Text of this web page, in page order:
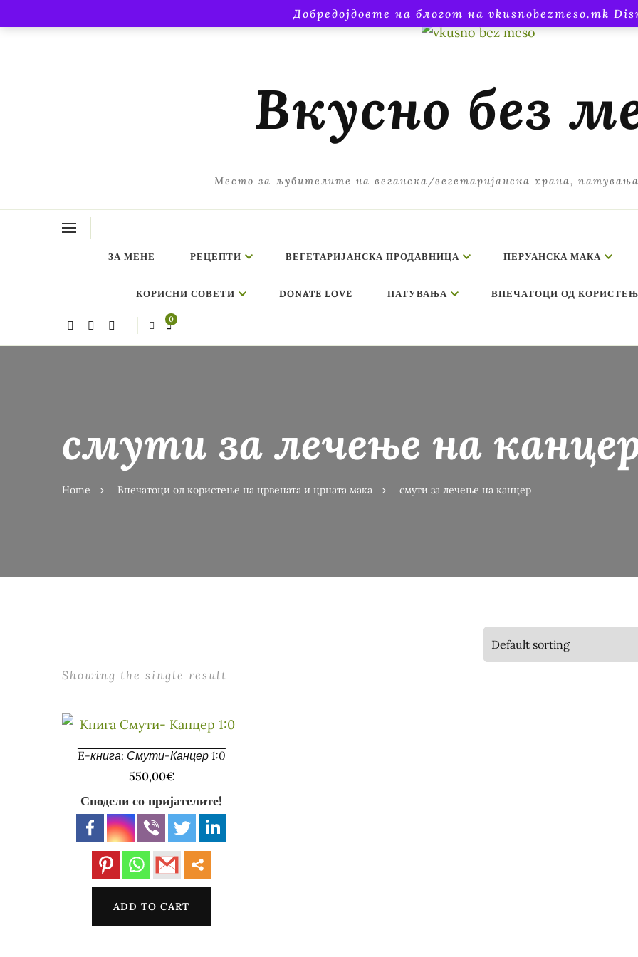
Добредојдовте на блогот на vkusnobezmeso.mk
Вкусно без
Место за љубителите на веганска/вегетаријанска храна,
ЗА МЕНЕ РЕЦЕПТИ ВЕГЕТАРИЈАНСКА ПРОДАВНИЦА ПЕРУАНСКА МАКА
КОРИСНИ СОВЕТИ DONATE LOVE ПАТУВАЊА ВПЕЧАТОЦИ ОД
0
смути за лечење на
Home Впечатоци од користење на црвената и црната мака смути за лечење на канцер
Showing the single result
E-книга: Смути-Канцер 1:0
550,00€
Сподели со пријателите!
ADD TO CART